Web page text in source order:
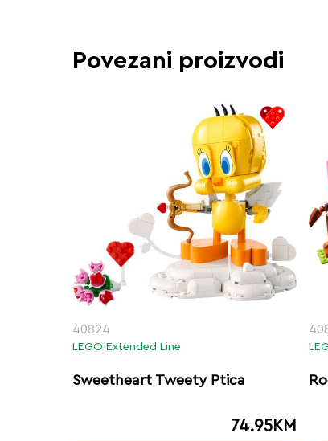
Povezani proizvodi
40824
LEGO Extended Line
Sweetheart Tweety Ptica
74.95KM